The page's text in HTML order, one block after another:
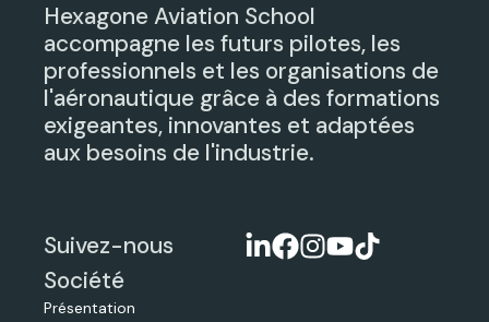
Hexagone Aviation School
accompagne les futurs pilotes, les
professionnels et les organisations de
l'aéronautique grâce à des formations
exigeantes, innovantes et adaptées
aux besoins de l'industrie.
Suivez-nous
Société
Présentation